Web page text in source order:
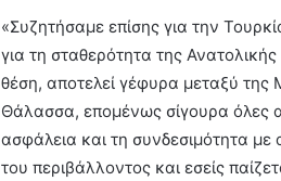
«Συζητήσαμε επίσης για την
για τη σταθερότητα της
θέση, αποτελεί γέφυρα μεταξύ
Θάλασσα, επομένως σίγουρα όλες
ασφάλεια και τη συνδεσιμότητα με
του περιβάλλοντος και εσείς